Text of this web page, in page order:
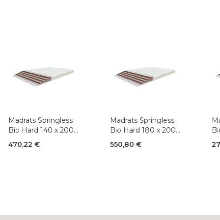
Madrats Springless
Bio Hard 140 x 200
cm
470,22 €
Madrats Springless
Bio Hard 180 x 200
cm
550,80 €